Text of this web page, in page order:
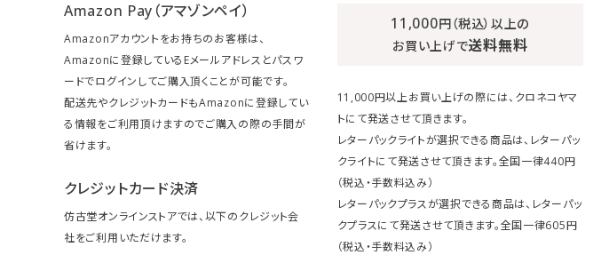
Amazon Pay（アマゾンペイ）
Amazonアカウントをお持ちのお客様は、
Amazonに登録しているEメールアドレスとパスワ
ードでログインしてご購入頂くことが可能です。
配送先やクレジットカードもAmazonに登録してい
る情報をご利用頂けますのでご購入の際の手間が
省けます。
クレジットカード決済
仿古堂オンラインストアでは、以下のクレジット会
社をご利用いただけます。
11,000円（税込）以上の
お買い上げで送料無料
11,000円以上お買い上げの際には、クロネコヤマ
トにて発送させて頂きます。
レターパックライトが選択できる商品は、レターパッ
クライトにて発送させて頂きます。全国一律440円
（税込・手数料込み）
レターパックプラスが選択できる商品は、レターパッ
クプラスにて発送させて頂きます。全国一律605円
（税込・手数料込み）